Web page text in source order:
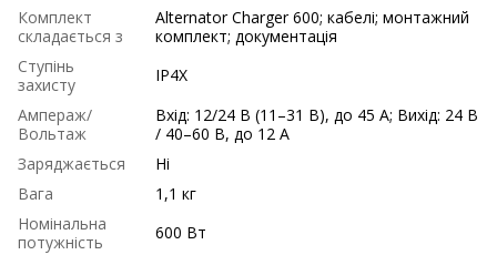
Комплект
складається з
Alternator Charger 600; кабелі; монтажний
комплект; документація
Ступінь
захисту
IP4X
Ампераж/
Вольтаж
Вхід: 12/24 В (11–31 В), до 45 А; Вихід: 24 В
/ 40–60 В, до 12 А
Заряджається
Ні
Вага
1,1 кг
Номінальна
потужність
600 Вт